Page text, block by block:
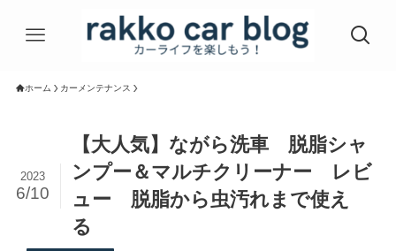
ホーム カーメンテナンス
【大人気】ながら洗車 脱脂シャ
ンプー＆マルチクリーナー レビ
ュー 脱脂から虫汚れまで使え
る
2023
6/10